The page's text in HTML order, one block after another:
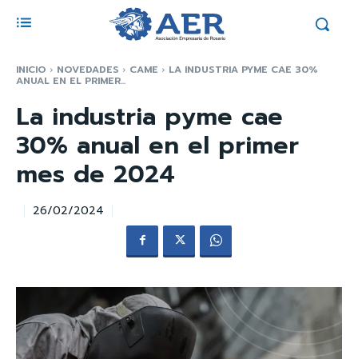
INICIO NOVEDADES CAME LA INDUSTRIA PYME CAE 30%
ANUAL EN EL PRIMER...
La industria pyme cae
30% anual en el primer
mes de 2024
26/02/2024